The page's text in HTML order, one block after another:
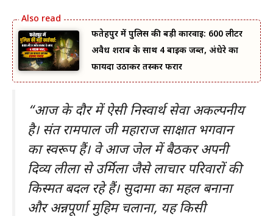
फतेहपुर में पुलिस की बड़ी कार्रवाई: 600 लीटर
अवैध शराब के साथ 4 बाइक जब्त, अंधेरे का
फायदा उठाकर तस्कर फरार
“आज के दौर में ऐसी निस्वार्थ सेवा अकल्पनीय
है। संत रामपाल जी महाराज साक्षात भगवान
का स्वरूप हैं। वे आज जेल में बैठकर अपनी
दिव्य लीला से उर्मिला जैसे लाचार परिवारों की
किस्मत बदल रहे हैं। सुदामा का महल बनाना
और अन्नपूर्णा मुहिम चलाना, यह किसी